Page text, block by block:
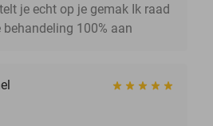
je echt op je gemak Ik raad
behandeling 100% aan